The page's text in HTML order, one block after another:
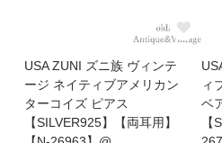
USA ZUNI ズニ族 ヴィンテ
ージ ネイティブアメリカン
ターコイズ ピアス
【SILVER925】【両耳用】
ィ
ベ